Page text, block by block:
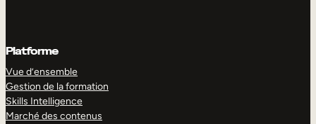
Platforme
Vue d’ensemble
Gestion de la formation
Skills Intelligence
Marché des contenus